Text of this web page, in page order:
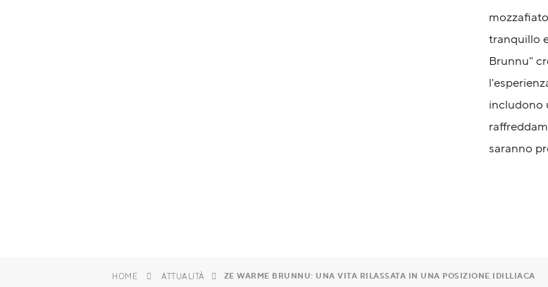
HOME ATTUALITÀ ZE WARME BRUNNU: UNA VITA RILASSATA IN UNA POSIZIONE IDILLIACA
tranquillo
Brunnu"
includono
saranno